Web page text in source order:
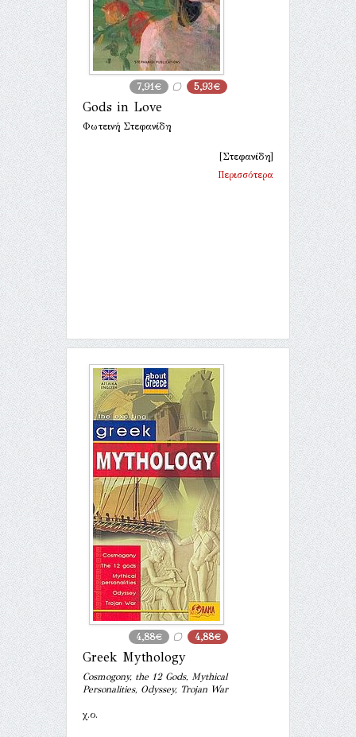
7,91€ 5,93€
Gods in Love
Φωτεινή Στεφανίδη
[Στεφανίδη]
Περισσότερα
4,88€ 4,88€
Greek Mythology
Cosmogony, the 12 Gods, Mythical
Personalities, Odyssey, Trojan War
χ.ο.